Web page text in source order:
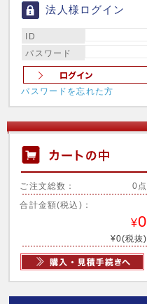
法人様ログイン
ID
パスワード
パスワードを忘れた方
ご注文総数： 0点
合計金額(税込)：
¥0
¥0(税抜)